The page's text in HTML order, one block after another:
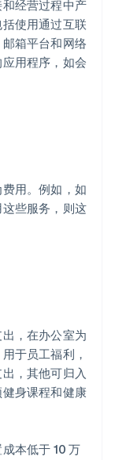
经营过程中产
使用通过互联
箱平台和网络
用程序，如会
用。例如，如
些服务，则这
，在办公室为
于员工福利，
，其他可归入
身课程和健康
本低于 10 万